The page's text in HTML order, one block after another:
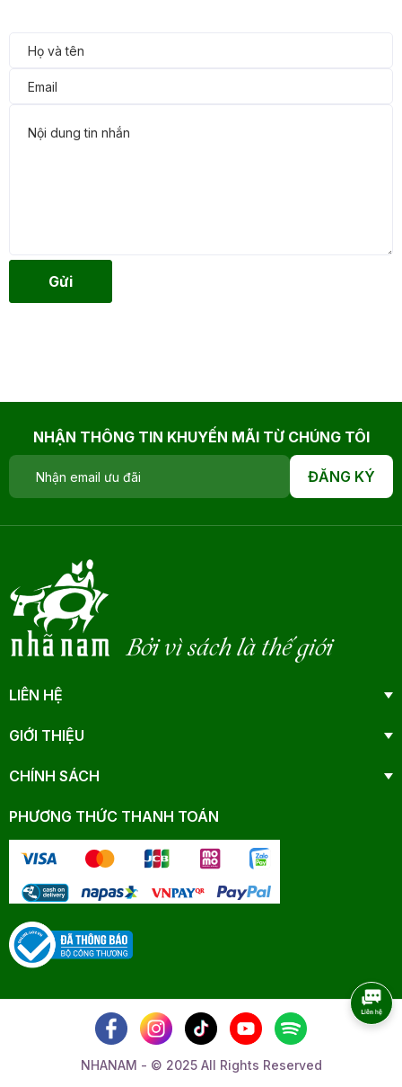
Gửi
NHẬN THÔNG TIN KHUYẾN MÃI TỪ CHÚNG TÔI
ĐĂNG KÝ
Bởi vì sách là thế giới
LIÊN HỆ
GIỚI THIỆU
CHÍNH SÁCH
PHƯƠNG THỨC THANH TOÁN
NHANAM - © 2025 All Rights Reserved